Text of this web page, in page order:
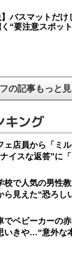
】バスマットだ
“要注意スポッ
の記事もっと
キング
ェ店員から「ミ
スな返答”に「
校で人気の男
ら見えた“恐ろし
でベビーカーの
きや…“意外な